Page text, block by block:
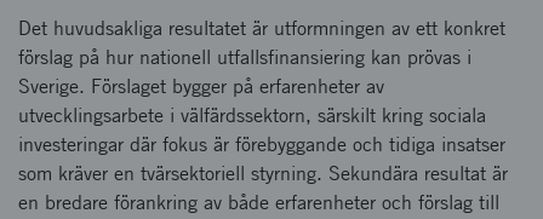
Det huvudsakliga resultatet är utformningen av ett konkret
förslag på hur nationell utfallsfinansiering kan prövas i
Sverige. Förslaget bygger på erfarenheter av
utvecklingsarbete i välfärdssektorn, särskilt kring sociala
investeringar där fokus är förebyggande och tidiga insatser
som kräver en tvärsektoriell styrning. Sekundära resultat är
en bredare förankring av både erfarenheter och förslag till